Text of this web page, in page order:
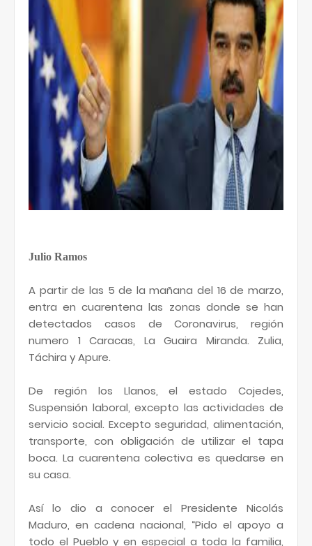
Julio Ramos
A partir de las 5 de la mañana del 16 de marzo,
entra en cuarentena las zonas donde se han
detectados casos de Coronavirus, región
numero 1 Caracas, La Guaira Miranda. Zulia,
Táchira y Apure.
De región los Llanos, el estado Cojedes,
Suspensión laboral, excepto las actividades de
servicio social. Excepto seguridad, alimentación,
transporte, con obligación de utilizar el tapa
boca. La cuarentena colectiva es quedarse en
su casa.
Así lo dio a conocer el Presidente Nicolás
Maduro, en cadena nacional, “Pido el apoyo a
todo el Pueblo y en especial a toda la familia,